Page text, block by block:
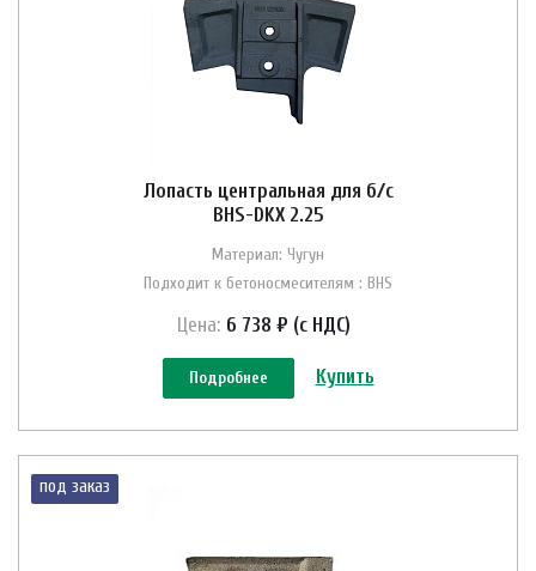
Лопасть центральная для б/с
BHS-DKX 2.25
Материал: Чугун
Подходит к бетоносмесителям : BHS
Цена: 6 738 ₽ (с НДС)
Подробнее Купить
под заказ